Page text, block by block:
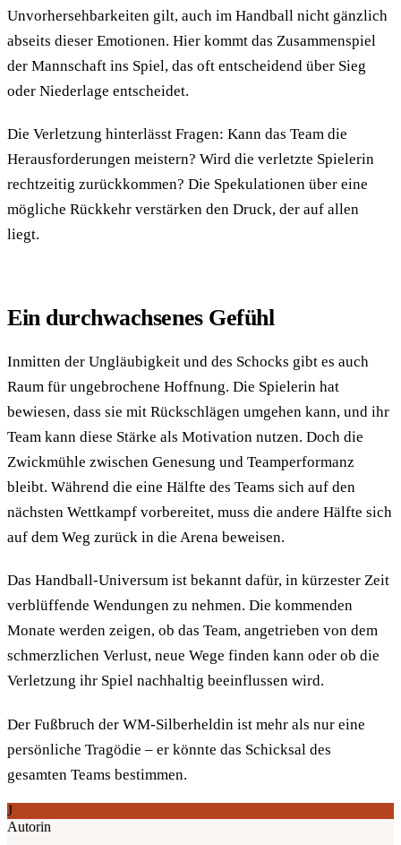
Unvorhersehbarkeiten gilt, auch im Handball nicht gänzlich
abseits dieser Emotionen. Hier kommt das Zusammenspiel
der Mannschaft ins Spiel, das oft entscheidend über Sieg
oder Niederlage entscheidet.
Die Verletzung hinterlässt Fragen: Kann das Team die
Herausforderungen meistern? Wird die verletzte Spielerin
rechtzeitig zurückkommen? Die Spekulationen über eine
mögliche Rückkehr verstärken den Druck, der auf allen
liegt.
Ein durchwachsenes Gefühl
Inmitten der Ungläubigkeit und des Schocks gibt es auch
Raum für ungebrochene Hoffnung. Die Spielerin hat
bewiesen, dass sie mit Rückschlägen umgehen kann, und ihr
Team kann diese Stärke als Motivation nutzen. Doch die
Zwickmühle zwischen Genesung und Teamperformanz
bleibt. Während die eine Hälfte des Teams sich auf den
nächsten Wettkampf vorbereitet, muss die andere Hälfte sich
auf dem Weg zurück in die Arena beweisen.
Das Handball-Universum ist bekannt dafür, in kürzester Zeit
verblüffende Wendungen zu nehmen. Die kommenden
Monate werden zeigen, ob das Team, angetrieben von dem
schmerzlichen Verlust, neue Wege finden kann oder ob die
Verletzung ihr Spiel nachhaltig beeinflussen wird.
Der Fußbruch der WM-Silberheldin ist mehr als nur eine
persönliche Tragödie – er könnte das Schicksal des
gesamten Teams bestimmen.
J
Autorin